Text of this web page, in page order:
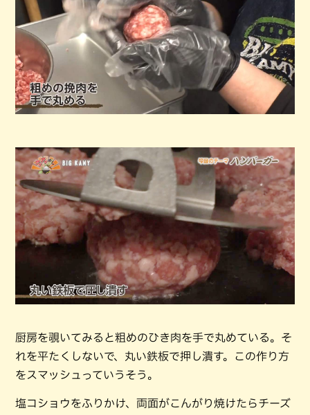
厨房を覗いてみると粗めのひき肉を手で丸めている。そ
れを平たくしないで、丸い鉄板で押し潰す。この作り方
をスマッシュっていうそう。
塩コショウをふりかけ、両面がこんがり焼けたらチーズ